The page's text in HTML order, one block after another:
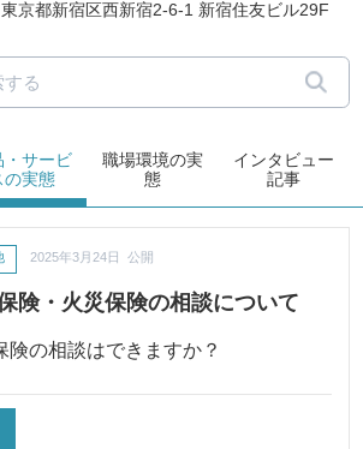
東京都新宿区西新宿2-6-1 新宿住友ビル29F
・サービ
の実態
職場環境の実
態
インタビュー
記事
険・火災保険の相談について
2025年3月24日 公開
険の相談はできますか？